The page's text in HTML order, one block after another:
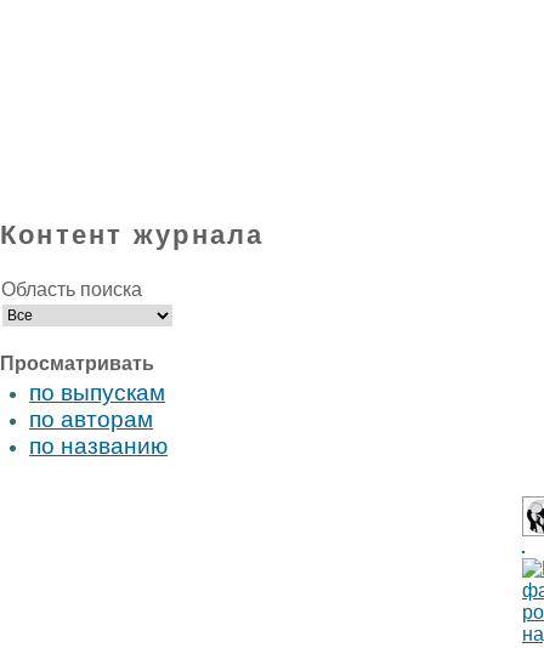
Контент журнала
Область поиска
Просматривать
по выпускам
по авторам
по названию